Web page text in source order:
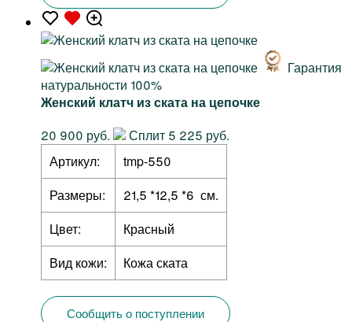
Гарантия
натуральности 100%
Женский клатч из ската на цепочке
20 900 руб.
Сплит 5 225 руб.
Артикул:
tmp-550
Размеры:
21,5 *12,5 *6 см.
Цвет:
Красный
Вид кожи:
Кожа ската
Сообщить о поступлении